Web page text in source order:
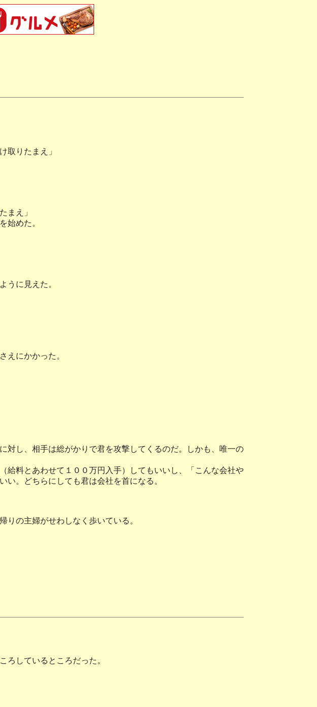
取りたまえ」
まえ」
始めた。
うに見えた。
えにかかった。
し、相手は総がかりで君を攻撃してくるのだ。しかも、唯一の
料とあわせて１００万円入手）してもいいし、「こんな会社や
。どちらにしても君は会社を首になる。
の主婦がせわしなく歩いている。
しているところだった。